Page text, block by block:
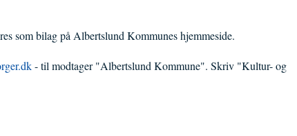
som bilag på Albertslund Kommunes hjemmeside.
- til modtager "Albertslund Kommune". Skriv "Kultur- og